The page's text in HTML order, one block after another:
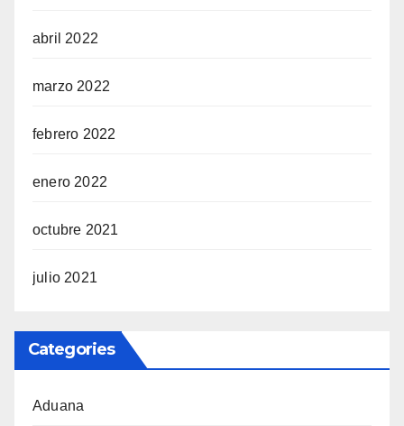
abril 2022
marzo 2022
febrero 2022
enero 2022
octubre 2021
julio 2021
Categories
Aduana